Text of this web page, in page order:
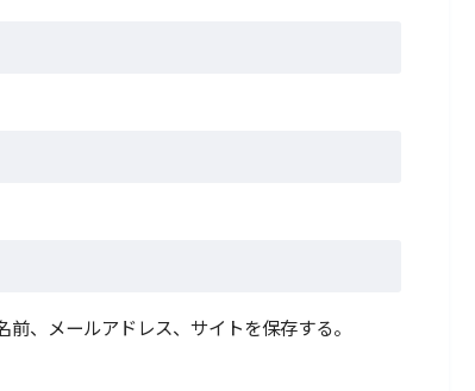
、メールアドレス、サイトを保存する。